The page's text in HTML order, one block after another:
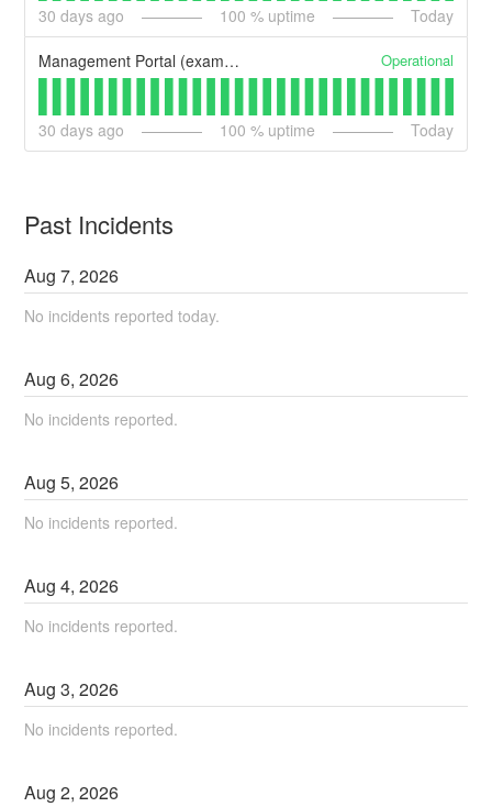
30 days ago 100 % uptime Today
Management Portal (example) Operational
30 days ago 100 % uptime Today
Past Incidents
Aug7,2026
No incidents reported today.
Aug6,2026
No incidents reported.
Aug5,2026
No incidents reported.
Aug4,2026
No incidents reported.
Aug3,2026
No incidents reported.
Aug2,2026